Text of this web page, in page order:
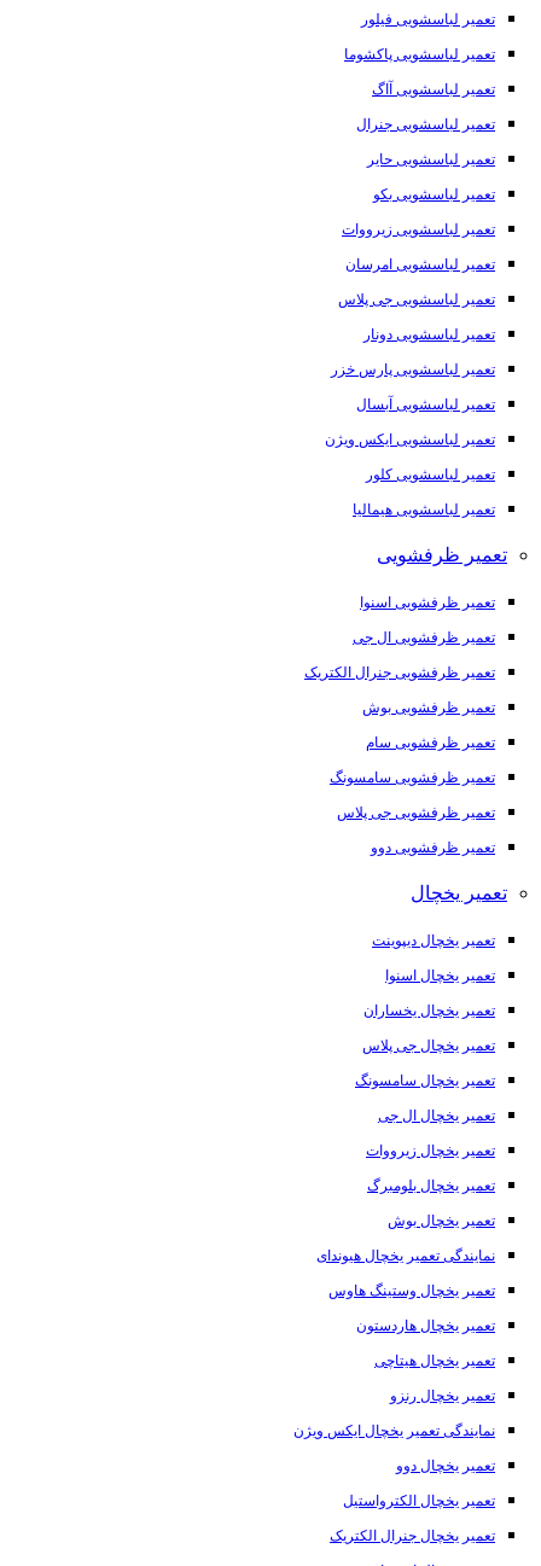
تعمیر لباسشویی فیلور
تعمیر لباسشویی پاکشوما
تعمیر لباسشویی آاگ
تعمیر لباسشویی جنرال
تعمیر لباسشویی حایر
تعمیر لباسشویی بکو
تعمیر لباسشویی زیرووات
تعمیر لباسشویی امرسان
تعمیر لباسشویی جی پلاس
تعمیر لباسشویی دونار
تعمیر لباسشویی پارس خزر
تعمیر لباسشویی آبسال
تعمیر لباسشویی ایکس ویژن
تعمیر لباسشویی کلور
تعمیر لباسشویی هیمالیا
تعمیر ظرفشویی
تعمیر ظرفشویی اسنوا
تعمیر ظرفشویی ال جی
تعمیر ظرفشویی جنرال الکتریک
تعمیر ظرفشویی بوش
تعمیر ظرفشویی سام
تعمیر ظرفشویی سامسونگ
تعمیر ظرفشویی جی پلاس
تعمیر ظرفشویی دوو
تعمیر یخچال
تعمیر یخچال دیپوینت
تعمیر یخچال اسنوا
تعمیر یخچال یخساران
تعمیر یخچال جی پلاس
تعمیر یخچال سامسونگ
تعمیر یخچال ال جی
تعمیر یخچال زیرووات
تعمیر یخچال بلومبرگ
تعمیر یخچال بوش
نمایندگی تعمیر یخچال هیوندای
تعمیر یخچال وستینگ هاوس
تعمیر یخچال هاردستون
تعمیر یخچال هیتاچی
تعمیر یخچال رنزو
نمایندگی تعمیر یخچال ایکس ویژن
تعمیر یخچال دوو
تعمیر یخچال الکترواستیل
تعمیر یخچال جنرال الکتریک